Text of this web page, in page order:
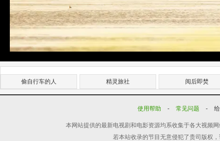
偷自行车的人 精灵旅社 阅后即焚
使用帮助 - 常见问题 -
本网站提供的最新电视剧和电影资源均系收集于各大视频
若本站收录的节目无意侵犯了贵司版权